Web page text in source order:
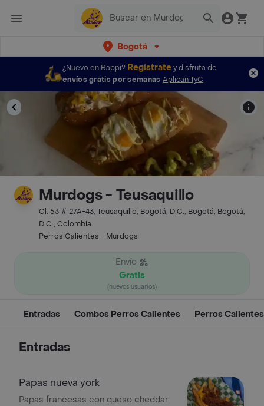
Bogotá
¿Nuevo en Rappi? Regístratey disfruta de
envíos gratis por semanas Aplican TyC
Murdogs - Teusaquillo
Cl. 53 # 27A-43, Teusaquillo, Bogotá, D.C., Bogotá, Bogotá,
D.C., Colombia
Perros Calientes - Murdogs
Envío
Gratis
(nuevos usuarios)
Entradas Combos Perros Calientes Perros Calientes
Entradas
Papas nueva york
Papas francesas con queso cheddar